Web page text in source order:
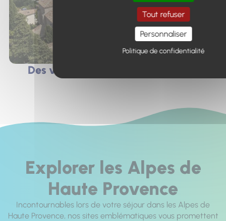
Des villes et villages de caractère
Explorer les Alpes de
Haute Provence
Incontournables lors de votre séjour dans les Alpes de
Haute Provence, nos sites emblématiques vous promettent
Tout refuser
Personnaliser
Politique de confidentialité